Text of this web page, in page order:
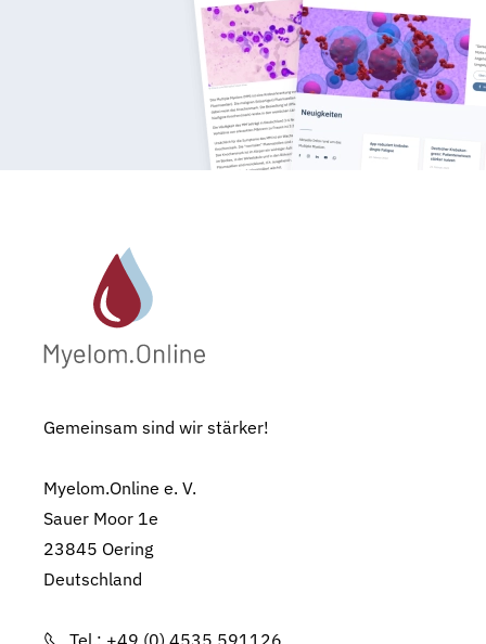
Gemeinsam sind wir stärker!
Myelom.Online e. V.
Sauer Moor 1e
23845 Oering
Deutschland
Tel.: +49 (0) 4535 591126